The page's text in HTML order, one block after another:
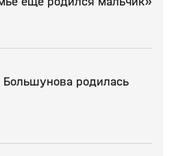
Большунова родилась